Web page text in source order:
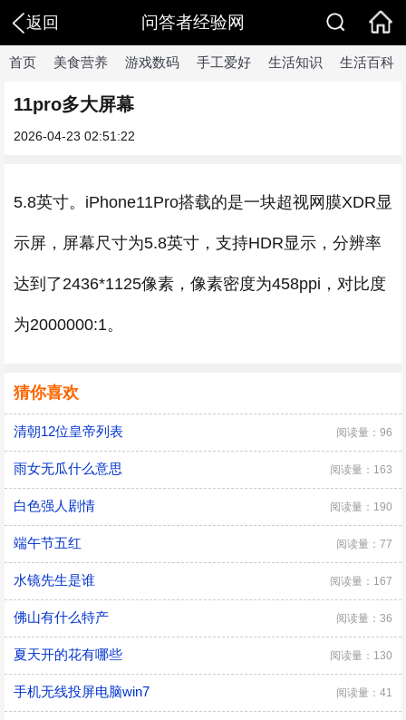
返回 问答者经验网
首页 美食营养 游戏数码 手工爱好 生活知识 生活百科
11pro多大屏幕
2026-04-23 02:51:22
5.8英寸。iPhone11Pro搭载的是一块超视网膜XDR显
示屏，屏幕尺寸为5.8英寸，支持HDR显示，分辨率
达到了2436*1125像素，像素密度为458ppi，对比度
为2000000:1。
猜你喜欢
清朝12位皇帝列表 阅读量：96
雨女无瓜什么意思 阅读量：163
白色强人剧情 阅读量：190
端午节五红 阅读量：77
水镜先生是谁 阅读量：167
佛山有什么特产 阅读量：36
夏天开的花有哪些 阅读量：130
手机无线投屏电脑win7 阅读量：41